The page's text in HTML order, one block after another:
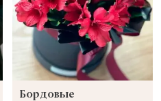
Бордовые